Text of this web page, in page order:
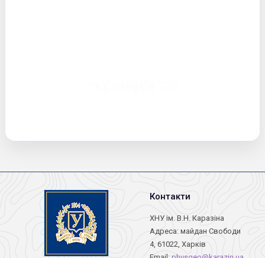
Контакти
ХНУ ім. В.Н. Каразіна
Адреса: майдан Свободи
4, 61022, Харків